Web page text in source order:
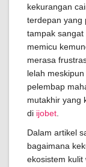
kekurangan
terdepan yang
tampak
memicu
merasa
lelah
pelembap
mutakhir yang
di ijobet
Dalam artikel
bagaimana
ekosistem kulit